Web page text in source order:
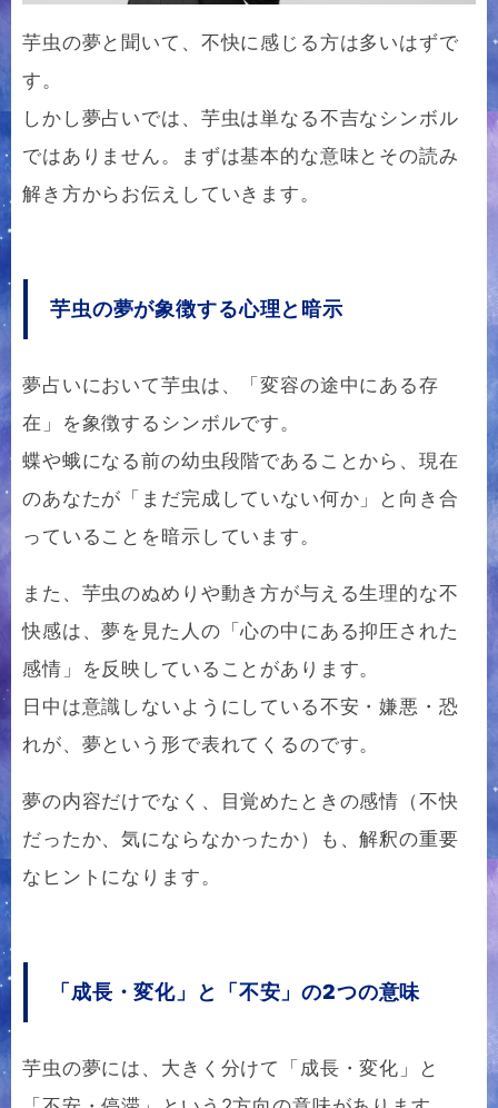
芋虫の夢と聞いて、不快に感じる方は多いはずで
す。
しかし夢占いでは、芋虫は単なる不吉なシンボル
ではありません。まずは基本的な意味とその読み
解き方からお伝えしていきます。
芋虫の夢が象徴する心理と暗示
夢占いにおいて芋虫は、「変容の途中にある存
在」を象徴するシンボルです。
蝶や蛾になる前の幼虫段階であることから、現在
のあなたが「まだ完成していない何か」と向き合
っていることを暗示しています。
また、芋虫のぬめりや動き方が与える生理的な不
快感は、夢を見た人の「心の中にある抑圧された
感情」を反映していることがあります。
日中は意識しないようにしている不安・嫌悪・恐
れが、夢という形で表れてくるのです。
夢の内容だけでなく、目覚めたときの感情（不快
だったか、気にならなかったか）も、解釈の重要
なヒントになります。
「成長・変化」と「不安」の2つの意味
芋虫の夢には、大きく分けて「成長・変化」と